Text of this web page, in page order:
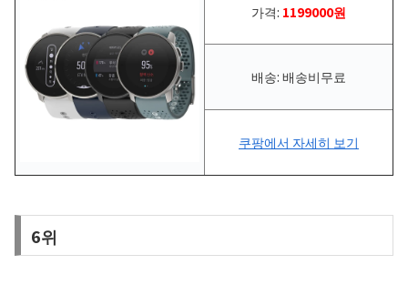
가격: 1199000원
배송: 배송비무료
쿠팡에서 자세히 보기
6위